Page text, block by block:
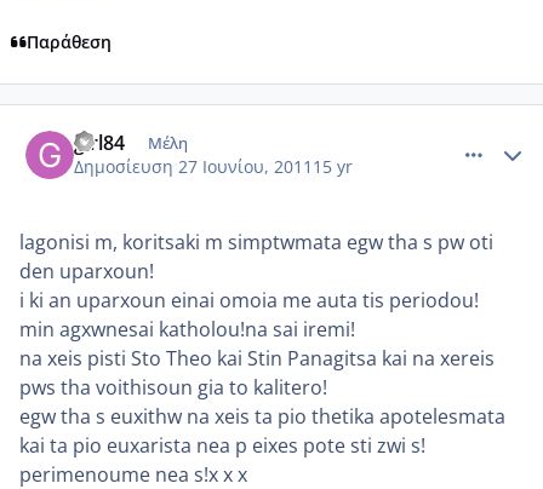
Παράθεση
girl84 Μέλη
Δημοσίευση 27 Ιουνίου, 2011 15 yr
lagonisi m, koritsaki m simptwmata egw tha s pw oti
den uparxoun!
i ki an uparxoun einai omoia me auta tis periodou!
min agxwnesai katholou!na sai iremi!
na xeis pisti Sto Theo kai Stin Panagitsa kai na xereis
pws tha voithisoun gia to kalitero!
egw tha s euxithw na xeis ta pio thetika apotelesmata
kai ta pio euxarista nea p eixes pote sti zwi s!
perimenoume nea s!x x x